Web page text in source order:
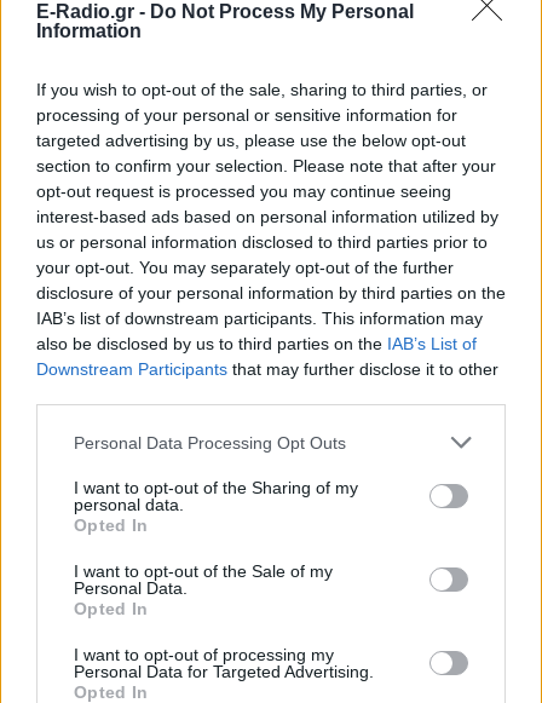
E-Radio.gr - Do Not Process My Personal
Information
If you wish to opt-out of the sale, sharing to third parties, or
processing of your personal or sensitive information for
targeted advertising by us, please use the below opt-out
section to confirm your selection. Please note that after your
opt-out request is processed you may continue seeing
interest-based ads based on personal information utilized by
us or personal information disclosed to third parties prior to
your opt-out. You may separately opt-out of the further
disclosure of your personal information by third parties on the
IAB’s list of downstream participants. This information may
also be disclosed by us to third parties on the IAB’s List of
Downstream Participants that may further disclose it to other
Personal Data Processing Opt Outs
I want to opt-out of the Sharing of my
personal data.
Opted In
I want to opt-out of the Sale of my
Personal Data.
Opted In
I want to opt-out of processing my
Personal Data for Targeted Advertising.
Opted In
Ακολουθήστε το E-Radio.gr στο
Google News
και μάθετε πρώτοι
Εσύ μπήκες στο E-Daily.gr; Τα νέα της ημέρας
και ότι σου κάνει κλικ!
Ακολουθήστε το E-Radio.gr και στο Instagram